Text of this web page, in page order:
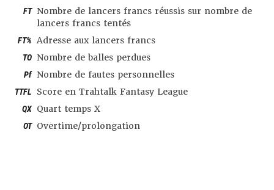
FT Nombre de lancers francs réussis sur nombre de
lancers francs tentés
FT% Adresse aux lancers francs
TO Nombre de balles perdues
Pf Nombre de fautes personnelles
TTFL Score en Trahtalk Fantasy League
QX Quart temps X
OT Overtime/prolongation